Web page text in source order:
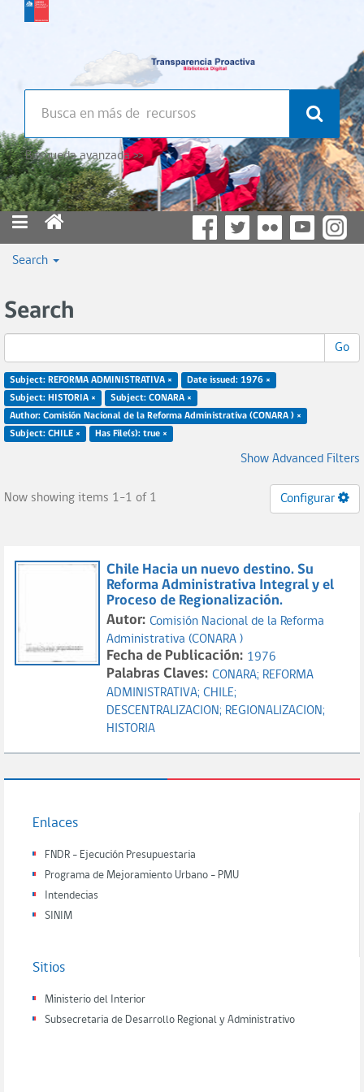
Búsqueda avanzada >>
Search
Search
Go
Subject: REFORMA ADMINISTRATIVA ×
Date issued: 1976 ×
Subject: HISTORIA ×
Subject: CONARA ×
Author: Comisión Nacional de la Reforma Administrativa (CONARA ) ×
Subject: CHILE ×
Has File(s): true ×
Show Advanced Filters
Now showing items 1-1 of 1 Configurar
Chile Hacia un nuevo destino. Su
Reforma Administrativa Integral y el
Proceso de Regionalización.
Autor: Comisión Nacional de la Reforma
Administrativa (CONARA )
Fecha de Publicación: 1976
Palabras Claves: CONARA; REFORMA
ADMINISTRATIVA; CHILE;
DESCENTRALIZACION; REGIONALIZACION;
HISTORIA
Enlaces
FNDR - Ejecución Presupuestaria
Programa de Mejoramiento Urbano - PMU
Intendecias
SINIM
Sitios
Ministerio del Interior
Subsecretaria de Desarrollo Regional y Administrativo